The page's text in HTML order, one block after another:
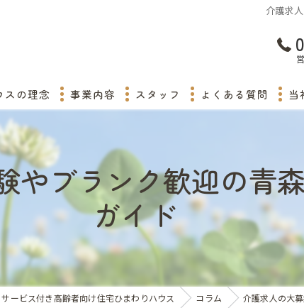
介護求
スの理念 事業内容 スタッフ よくある質問 当
やブランク歓迎の青
ガイド
ービス付き高齢者向け住宅ひまわりハウス コラム 介護求人の大